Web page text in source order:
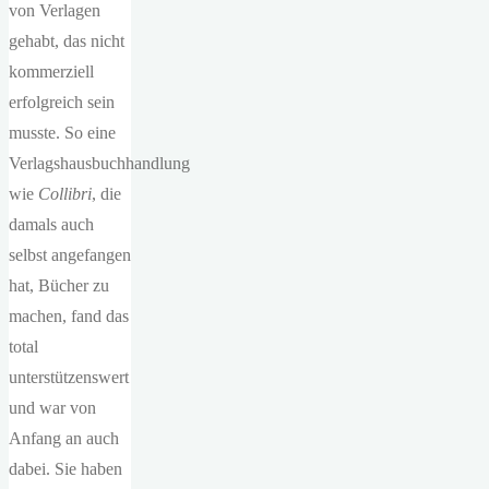
von Verlagen
gehabt, das nicht
kommerziell
erfolgreich sein
musste. So eine
Verlagshausbuchhandlung
wie Collibri, die
damals auch
selbst angefangen
hat, Bücher zu
machen, fand das
total
unterstützenswert
und war von
Anfang an auch
dabei. Sie haben